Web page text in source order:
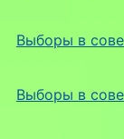
Выборы в
Выборы в